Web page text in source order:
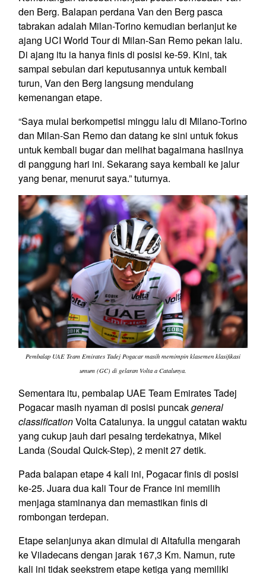
den Berg. Balapan perdana Van den Berg pasca
tabrakan adalah Milan-Torino kemudian berlanjut ke
ajang UCI World Tour di Milan-San Remo pekan lalu.
Di ajang itu ia hanya finis di posisi ke-59. Kini, tak
sampai sebulan dari keputusannya untuk kembali
turun, Van den Berg langsung mendulang
kemenangan etape.
“Saya mulai berkompetisi minggu lalu di Milano-Torino
dan Milan-San Remo dan datang ke sini untuk fokus
untuk kembali bugar dan melihat bagaimana hasilnya
di panggung hari ini. Sekarang saya kembali ke jalur
yang benar, menurut saya.” tuturnya.
Pembalap UAE Team Emirates Tadej Pogacar masih memimpin klasemen klasifikasi
umum (GC) di gelaran Volta a Catalunya.
Sementara itu, pembalap UAE Team Emirates Tadej
Pogacar masih nyaman di posisi puncakgeneral
classificationVolta Catalunya. Ia unggul catatan waktu
yang cukup jauh dari pesaing terdekatnya, Mikel
Landa (Soudal Quick-Step), 2 menit 27 detik.
Pada balapan etape 4 kali ini, Pogacar finis di posisi
ke-25. Juara dua kali Tour de France ini memilih
menjaga staminanya dan memastikan finis di
rombongan terdepan.
Etape selanjunya akan dimulai di Altafulla mengarah
ke Viladecans dengan jarak 167,3 Km. Namun, rute
kali ini tidak seekstrem etape ketiga yang memiliki